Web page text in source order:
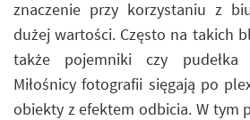
znaczenie przy korzystaniu z
dużej wartości. Często na takich
także pojemniki czy
Miłośnicy fotografii sięgają po
obiekty z efektem odbicia. W tym